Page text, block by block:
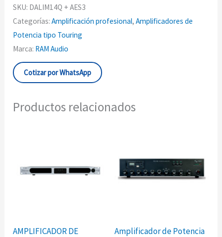
SKU: DALIM14Q + AES3
Categorías:Amplificación profesional,Amplificadores de
Potencia tipo Touring
Marca: RAM Audio
Cotizar por WhatsApp
Productos relacionados
AMPLIFICADOR DE
Amplificador de Potencia